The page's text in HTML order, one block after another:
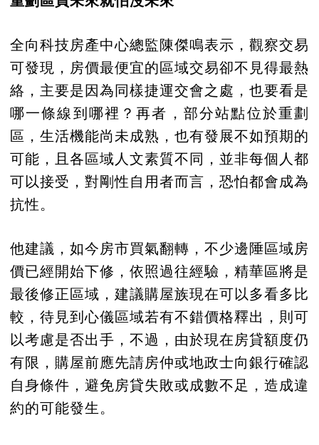
全向科技房產中心總監陳傑鳴表示，觀察交易
可發現，房價最便宜的區域交易卻不見得最熱
絡，主要是因為同樣捷運交會之處，也要看是
哪一條線到哪裡？再者，部分站點位於重劃
區，生活機能尚未成熟，也有發展不如預期的
可能，且各區域人文素質不同，並非每個人都
可以接受，對剛性自用者而言，恐怕都會成為
抗性。
他建議，如今房市買氣翻轉，不少邊陲區域房
價已經開始下修，依照過往經驗，精華區將是
最後修正區域，建議購屋族現在可以多看多比
較，待見到心儀區域若有不錯價格釋出，則可
以考慮是否出手，不過，由於現在房貸額度仍
有限，購屋前應先請房仲或地政士向銀行確認
自身條件，避免房貸失敗或成數不足，造成違
約的可能發生。